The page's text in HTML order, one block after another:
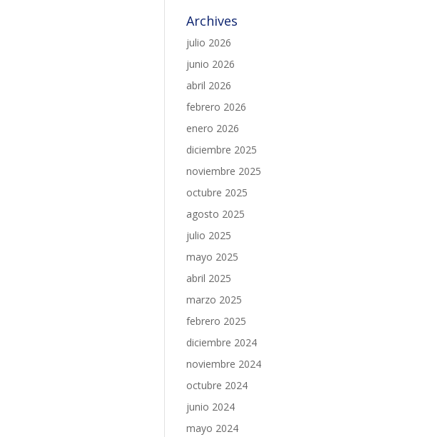
Archives
julio 2026
junio 2026
abril 2026
febrero 2026
enero 2026
diciembre 2025
noviembre 2025
octubre 2025
agosto 2025
julio 2025
mayo 2025
abril 2025
marzo 2025
febrero 2025
diciembre 2024
noviembre 2024
octubre 2024
junio 2024
mayo 2024